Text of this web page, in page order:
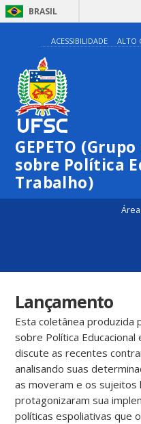
BRASIL
ACESSIBILIDADE ALTO
GEPETO
sobre Política
Trabalho)
Lançamento
Esta coletânea produzida
sobre Política Educacional
discute as recentes
analisando suas
as moveram e os sujeitos
protagonizaram sua
políticas espoliativas que